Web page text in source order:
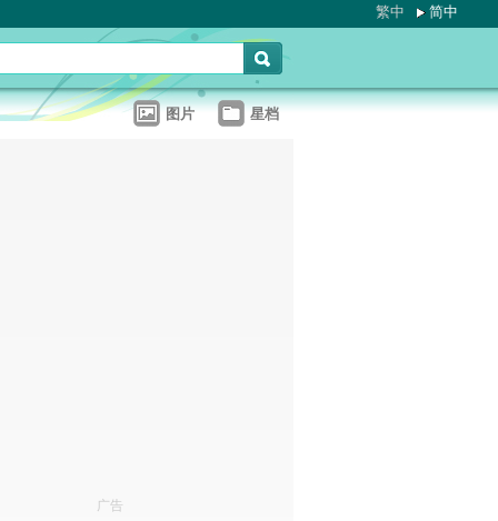
繁中 简中
图片 星档
广告